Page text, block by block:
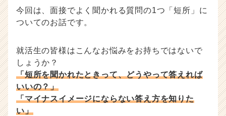
記
|
ン
ャ
ー・
長
今回は、面接でよく聞かれる質問の1つ「短所」に
ついてのお話です。
就活生の皆様はこんなお悩みをお持ちではないで
しょうか？
「短所を聞かれたときって、どうやって答えれば
いいの？」
「マイナスイメージにならない答え方を知りた
い」